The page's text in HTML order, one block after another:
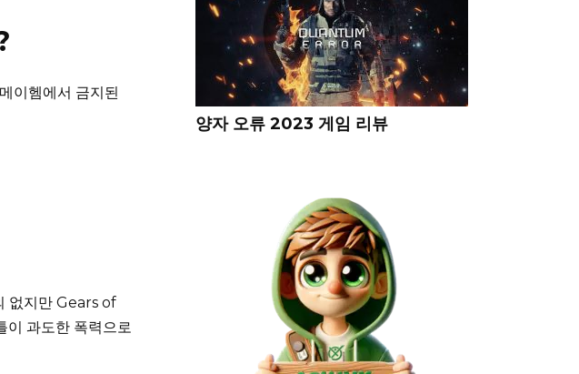
이헴에서 금지된
없지만 Gears of
과도한 폭력으로
양자 오류 2023 게임 리뷰